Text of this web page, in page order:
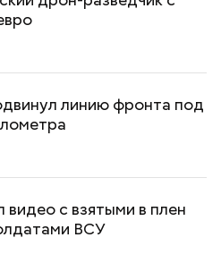
линию фронта под
с взятыми в плен
ВСУ